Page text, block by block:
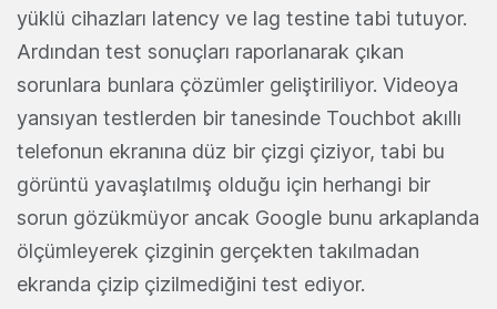
yüklü cihazları latency ve lag testine tabi tutuyor.
Ardından test sonuçları raporlanarak çıkan
sorunlara bunlara çözümler geliştiriliyor. Videoya
yansıyan testlerden bir tanesinde Touchbot akıllı
telefonun ekranına düz bir çizgi çiziyor, tabi bu
görüntü yavaşlatılmış olduğu için herhangi bir
sorun gözükmüyor ancak Google bunu arkaplanda
ölçümleyerek çizginin gerçekten takılmadan
ekranda çizip çizilmediğini test ediyor.